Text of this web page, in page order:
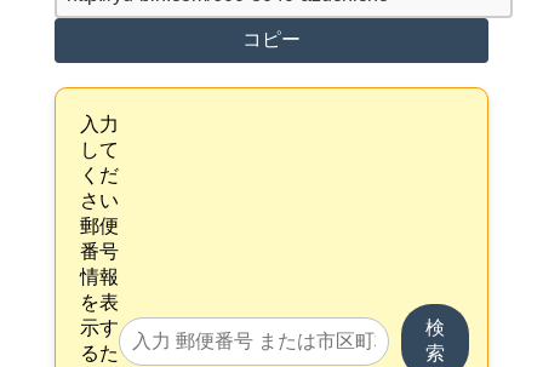
コピー
入力
して
くだ
さい
郵便
番号
情報
を表
示す
るた
検
索